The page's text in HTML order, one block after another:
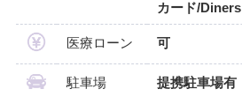
カード/Diners
医療ローン 可
駐車場 提携駐車場有